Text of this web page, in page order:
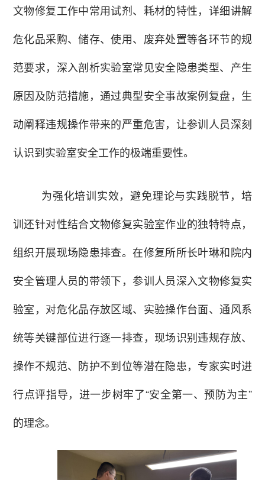
文物修复工作中常用试剂、耗材的特性，详细讲解
危化品采购、储存、使用、废弃处置等各环节的规
范要求，深入剖析实验室常见安全隐患类型、产生
原因及防范措施，通过典型安全事故案例复盘，生
动阐释违规操作带来的严重危害，让参训人员深刻
认识到实验室安全工作的极端重要性。
为强化培训实效，避免理论与实践脱节，培
训还针对性结合文物修复实验室作业的独特特点，
组织开展现场隐患排查。在修复所所长叶琳和院内
安全管理人员的带领下，参训人员深入文物修复实
验室，对危化品存放区域、实验操作台面、通风系
统等关键部位进行逐一排查，现场识别违规存放、
操作不规范、防护不到位等潜在隐患，专家实时进
行点评指导，进一步树牢了“安全第一、预防为主”
的理念。